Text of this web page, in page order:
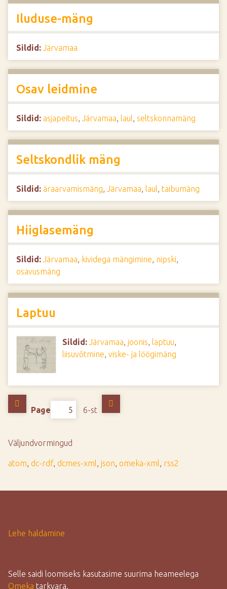
Iluduse-mäng
Sildid: Järvamaa
Osav leidmine
Sildid: asjapeitus, Järvamaa, laul, seltskonnamäng
Seltskondlik mäng
Sildid: äraarvamismäng, Järvamaa, laul, taibumäng
Hiiglasemäng
Sildid: Järvamaa, kividega mängimine, nipski,
osavusmäng
Laptuu
Sildid: Järvamaa, joonis, laptuu,
liisuvõtmine, viske- ja löögimäng
Page 6-st
Väljundvormingud
atom, dc-rdf, dcmes-xml, json, omeka-xml, rss2
Lehe haldamine
Selle saidi loomiseks kasutasime suurima heameelega
Omeka tarkvara.